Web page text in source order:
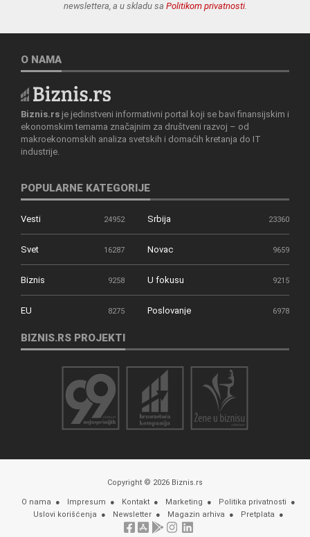
newslettera, a u skladu sa Politikom privatnosti.
O NAMA
Biznis.rs je jedinstveni informativni portal koji se bavi finansijskim i
ekonomskim temama značajnim za društveni razvoj – od
makroekonomskih analiza svetskih i domaćih kretanja do IT
industrije.
POPULARNE KATEGORIJE
Vesti 24952 Srbija 23360
Svet 16287 Novac 9659
Biznis 9258 U fokusu 9215
EU 8275 Poslovanje 6978
BIZNIS.RS PROJEKTI
Copyright © 2026 Biznis.rs
O nama Impresum Kontakt Marketing
Politika privatnosti
Uslovi korišćenja
Newsletter Magazin arhiva Pretplata